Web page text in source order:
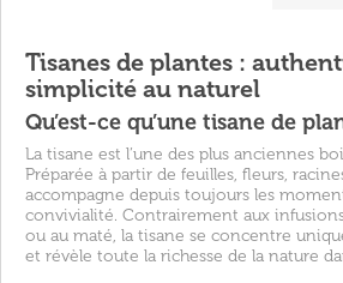
Tisanes de plantes :
simplicité au naturel
Qu’est-ce qu’une tisane de
La tisane est l’une des plus anciennes
Préparée à partir de feuilles, fleurs,
accompagne depuis toujours les
convivialité. Contrairement aux
ou au maté, la tisane se concentre
et révèle toute la richesse de la nature